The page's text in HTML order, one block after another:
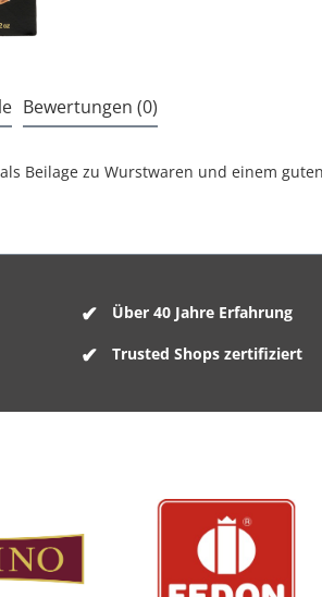
Bewertungen (0)
Beilage zu Wurstwaren und einem
Über 40 Jahre Erfahrung
Trusted Shops zertifiziert